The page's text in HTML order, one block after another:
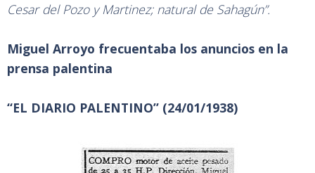
Cesar del Pozo y Martinez; natural de Sahagún”.
Miguel Arroyo frecuentaba los anuncios en la
prensa palentina
“EL DIARIO PALENTINO” (24/01/1938)